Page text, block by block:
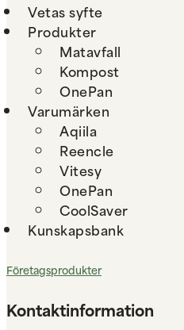
Vetas syfte
Produkter
Matavfall
Kompost
OnePan
Varumärken
Aqiila
Reencle
Vitesy
OnePan
CoolSaver
Kunskapsbank
Företagsprodukter
Kontaktinformation